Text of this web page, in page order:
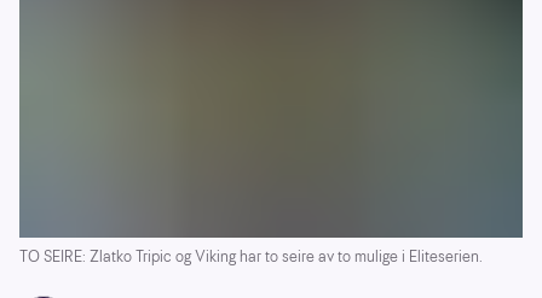
TO SEIRE: Zlatko Tripic og Viking har to seire av to mulige i Eliteserien.